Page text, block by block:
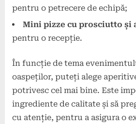
pentru o petrecere de echipă;
Mini pizze cu prosciutto și
pentru o recepție.
În funcție de tema
oaspeților, puteți alege
potrivesc cel mai bine. Este
ingrediente de calitate și să
cu atenție, pentru a asigura o